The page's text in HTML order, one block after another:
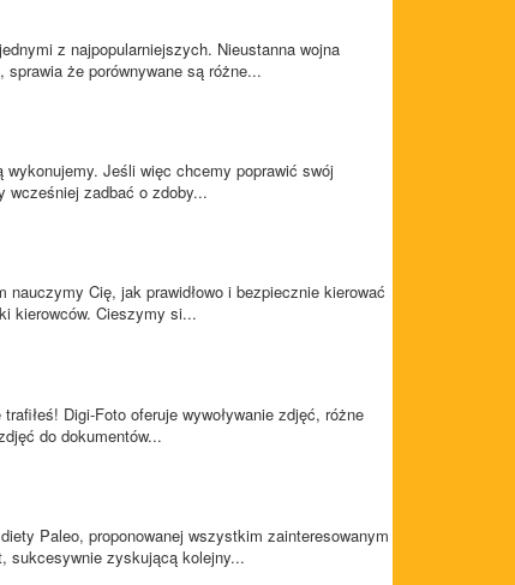
z najpopularniejszych. Nieustanna wojna
sprawia że porównywane są różne...
Jeśli więc chcemy poprawić swój
wcześniej zadbać o zdoby...
Cię, jak prawidłowo i bezpiecznie kierować
kierowców. Cieszymy si...
Digi-Foto oferuje wywoływanie zdjęć, różne
do dokumentów...
Paleo, proponowanej wszystkim zainteresowanym
sukcesywnie zyskującą kolejny...